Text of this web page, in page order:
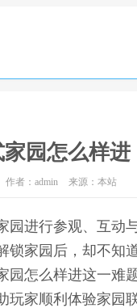
园怎么样进
作者：admin 来源：本站
进行参观、互动
家园后，却不知
怎么样进这一难
家顺利体验家园